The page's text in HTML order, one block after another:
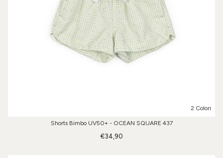
2 Colori
Shorts Bimbo UV50+ - OCEAN SQUARE 437
€34,90